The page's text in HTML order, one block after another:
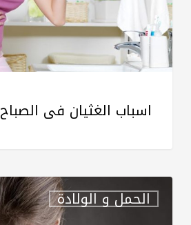
اسباب الغثيان فى الصباح
الحمل و الولادة
أسباب
الإجهاض